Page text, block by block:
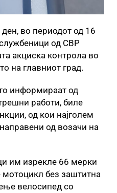
во периодот од 16
од СВР
акциска контрола во
на главниот град.
информираат од
работи, биле
од кои најголем
од возачи на
им изрекле 66 мерки
без заштитна
велосипед со